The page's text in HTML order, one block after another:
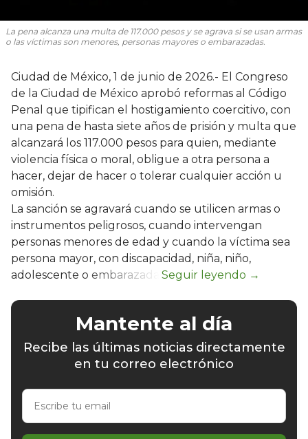
La pena alcanza una multa de 117.000 pesos y se agrava si se usan armas
o las víctimas son menores, personas mayores o embarazadas.
Ciudad de México, 1 de junio de 2026.- El Congreso
de la Ciudad de México aprobó reformas al Código
Penal que tipifican el hostigamiento coercitivo, con
una pena de hasta siete años de prisión y multa que
alcanzará los 117.000 pesos para quien, mediante
violencia física o moral, obligue a otra persona a
hacer, dejar de hacer o tolerar cualquier acción u
omisión.
La sanción se agravará cuando se utilicen armas o
instrumentos peligrosos, cuando intervengan
personas menores de edad y cuando la víctima sea
persona mayor, con discapacidad, niña, niño,
adolescente o embarazada.
Mantente al día
Recibe las últimas noticias directamente
en tu correo electrónico
Escribe
email